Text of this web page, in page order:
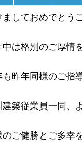
ましておめでとう
中は格別のご厚情
も昨年同様のご指
建築従業員一同、
のご健勝とご多幸